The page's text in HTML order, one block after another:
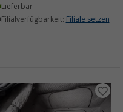
Lieferbar
Filialverfügbarkeit: Filiale setzen